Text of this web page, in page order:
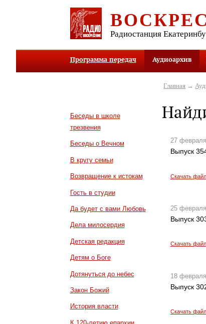
Радиостанция
Программа передач Аудиоархив
Беседы в школе
трезвения
Беседы о Вечном
В кругу семьи
Возвращение к истокам
Гость в студии
Да будет с вами Любовь
Дела милосердия
Детская редакция
Детям о Боге
Дотянуться до небес
Закон Божий
История власти
Главная →
27
Выпуск
Скачать файл
25
Выпуск
Скачать файл
18
Выпуск
Скачать файл